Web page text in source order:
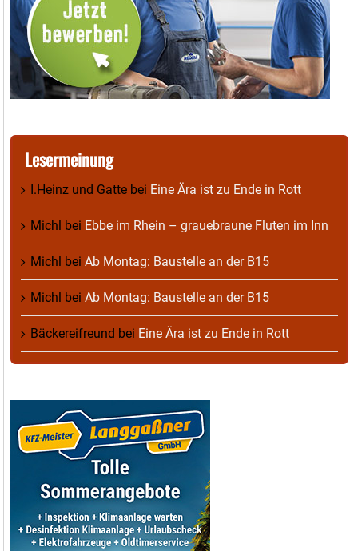
Lesermeinung
I.Heinz und Gatte bei Eine Ära ist zu Ende in Rott
Michl bei Ebbe im Rhein – grauebraune Fluten im Inn
Michl bei Ab Montag: Baustelle an der B15
Michl bei Ab Montag: Baustelle an der B15
Bäckereifreund bei Eine Ära ist zu Ende in Rott